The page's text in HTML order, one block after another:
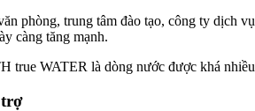
phòng, trung tâm đào tạo, công ty dịch
càng tăng mạnh.
true WATER là dòng nước được khá
trợ